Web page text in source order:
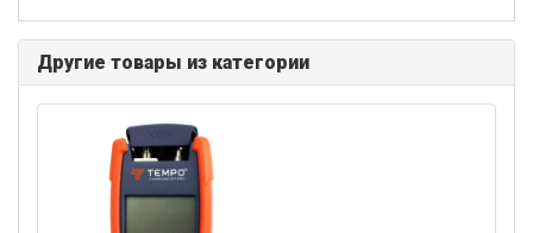
Другие товары из категории